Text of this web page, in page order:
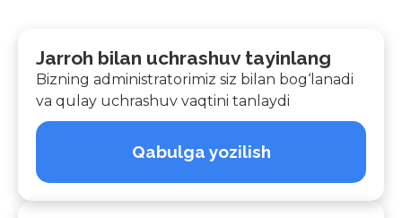
Jarroh bilan uchrashuv tayinlang
Bizning administratorimiz siz bilan bog‘lanadi
va qulay uchrashuv vaqtini tanlaydi
Qabulga yozilish